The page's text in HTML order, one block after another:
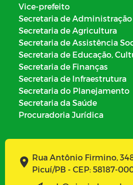
Vice-prefeito
Secretaria de Administração
Secretaria de Agricultura
Secretaria de Assistência
Secretaria de Educação,
Secretaria de Finanças
Secretaria de Infraestrutura
Secretaria do Planejamento
Secretaria da Saúde
Procuradoria Jurídica
Rua Antônio Firmino,
Picuí/PB - CEP: 58187-